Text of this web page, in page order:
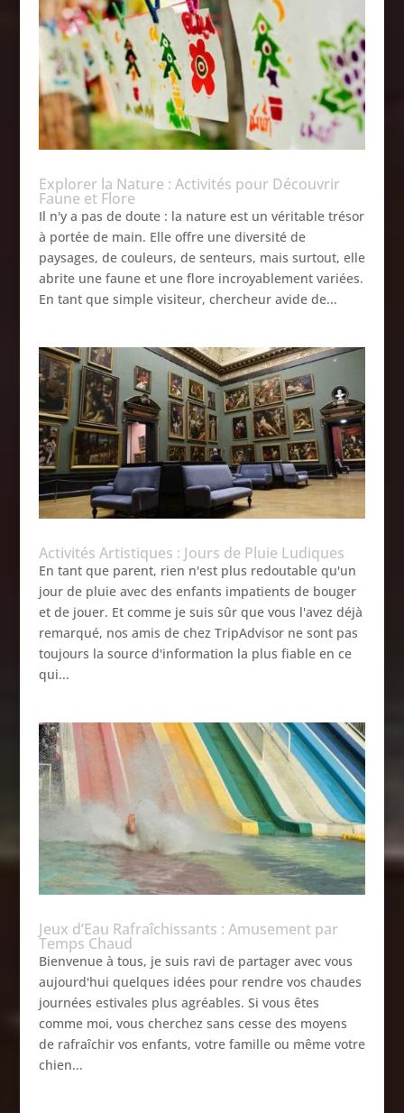
Explorer la Nature : Activités pour Découvrir
Faune et Flore
Il n'y a pas de doute : la nature est un véritable trésor
à portée de main. Elle offre une diversité de
paysages, de couleurs, de senteurs, mais surtout, elle
abrite une faune et une flore incroyablement variées.
En tant que simple visiteur, chercheur avide de...
Activités Artistiques : Jours de Pluie Ludiques
En tant que parent, rien n'est plus redoutable qu'un
jour de pluie avec des enfants impatients de bouger
et de jouer. Et comme je suis sûr que vous l'avez déjà
remarqué, nos amis de chez TripAdvisor ne sont pas
toujours la source d'information la plus fiable en ce
qui...
Jeux d’Eau Rafraîchissants : Amusement par
Temps Chaud
Bienvenue à tous, je suis ravi de partager avec vous
aujourd'hui quelques idées pour rendre vos chaudes
journées estivales plus agréables. Si vous êtes
comme moi, vous cherchez sans cesse des moyens
de rafraîchir vos enfants, votre famille ou même votre
chien...